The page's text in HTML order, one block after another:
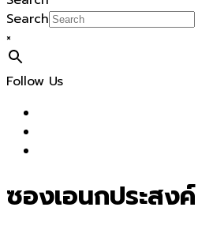
Search
×
Follow Us
ซองเอนกประสงค์